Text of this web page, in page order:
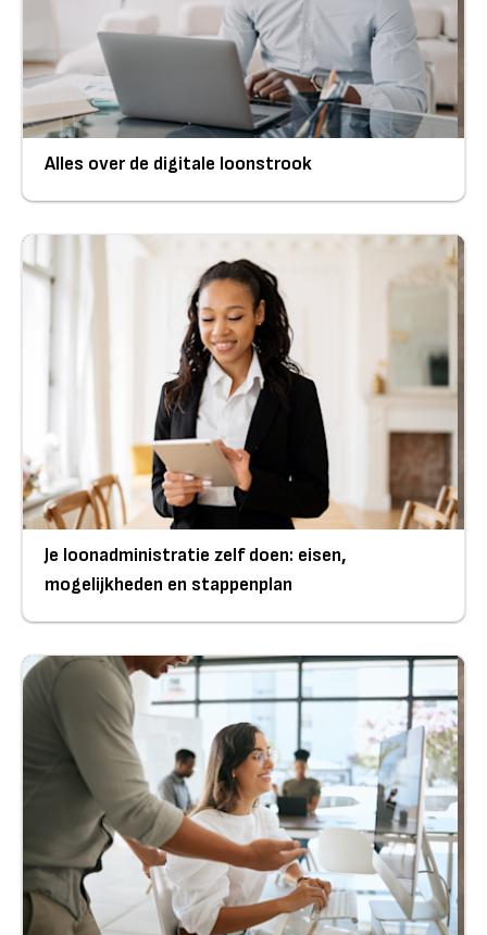
Alles over de digitale loonstrook
Je loonadministratie zelf doen: eisen,
mogelijkheden en stappenplan